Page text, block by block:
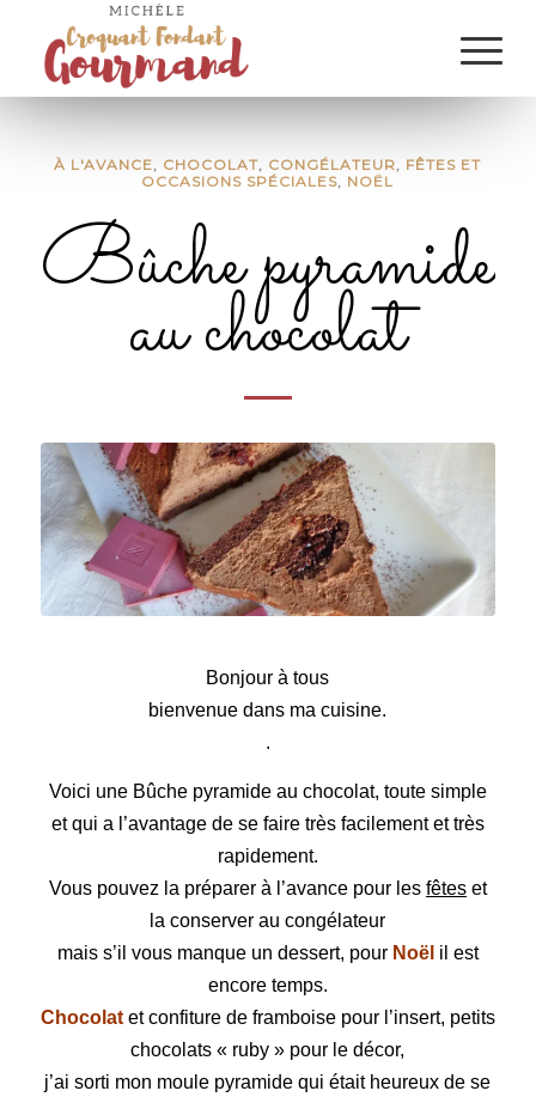
À L'AVANCE, CHOCOLAT, CONGÉLATEUR, FÊTES ET
OCCASIONS SPÉCIALES, NOËL
Bûche pyramide
au chocolat
Bonjour à tous
bienvenue dans ma cuisine.
.
Voici une Bûchepyramide au chocolat, toute simple
et qui a l’avantage de se faire très facilement et très
rapidement.
Vous pouvez la préparer à l’avance pour les fêteset
la conserver au congélateur
mais s’il vous manque un dessert, pour Noël il est
encore temps.
Chocolatet confiture de framboise pour l’insert, petits
chocolats « ruby » pour le décor,
j’ai sorti mon moule pyramide qui était heureux de se